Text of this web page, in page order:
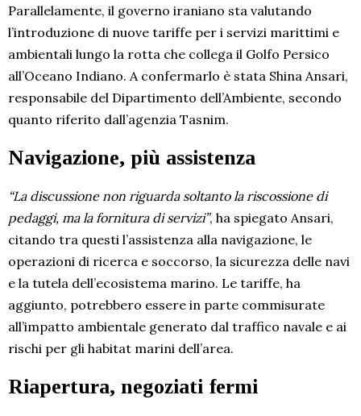
Parallelamente, il governo iraniano sta valutando
l’introduzione di nuove tariffe per i servizi marittimi e
ambientali lungo la rotta che collega il Golfo Persico
all’Oceano Indiano. A confermarlo è stata Shina Ansari,
responsabile del Dipartimento dell’Ambiente, secondo
quanto riferito dall’agenzia Tasnim.
Navigazione, più assistenza
“La discussione non riguarda soltanto la riscossione di
pedaggi, ma la fornitura di servizi”, ha spiegato Ansari,
citando tra questi l’assistenza alla navigazione, le
operazioni di ricerca e soccorso, la sicurezza delle navi
e la tutela dell’ecosistema marino. Le tariffe, ha
aggiunto, potrebbero essere in parte commisurate
all’impatto ambientale generato dal traffico navale e ai
rischi per gli habitat marini dell’area.
Riapertura, negoziati fermi